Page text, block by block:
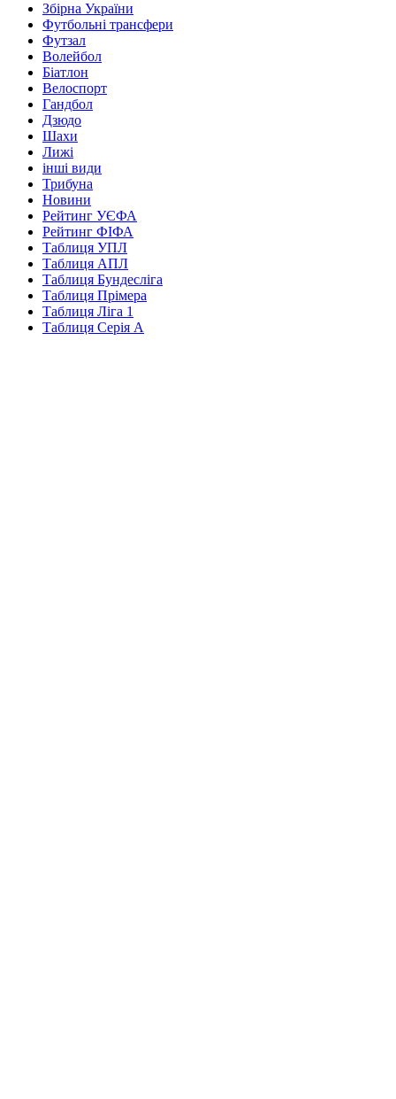
Збірна України
Футбольні трансфери
Футзал
Волейбол
Біатлон
Велоспорт
Гандбол
Дзюдо
Шахи
Лижі
інші види
Трибуна
Новини
Рейтинг УЄФА
Рейтинг ФІФА
Таблиця УПЛ
Таблиця АПЛ
Таблиця Бундесліга
Таблиця Прімера
Таблиця Ліга 1
Таблиця Серія А